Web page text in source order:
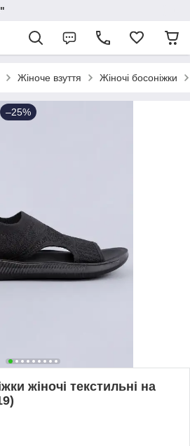
Жіноче взуття Жіночі босоніжки
–25%
жіночі текстильні на